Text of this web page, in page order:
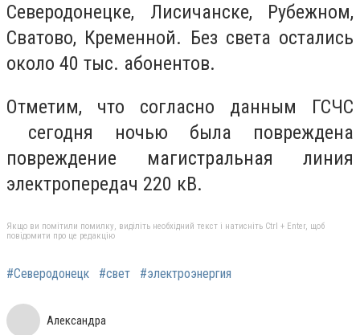
Северодонецке, Лисичанске, Рубежном,
Сватово, Кременной. Без света остались
около 40 тыс. абонентов.
Отметим, что согласно данным ГСЧС
сегодня ночью была повреждена
повреждение магистральная линия
электропередач 220 кВ.
Якщо ви помітили помилку, виділіть необхідний текст і натисніть Ctrl + Enter, щоб
повідомити про це редакцію
#Северодонецк #свет #электроэнергия
Александра